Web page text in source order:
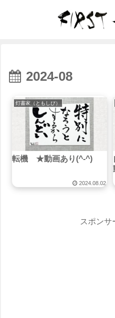
2024-08
灯書家（ともしび）
転機 ★動画あり(^-^)
2024.08.02
スポンサ